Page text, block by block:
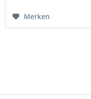
Merken